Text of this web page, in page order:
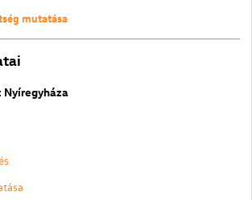
mutatása
Nyíregyháza